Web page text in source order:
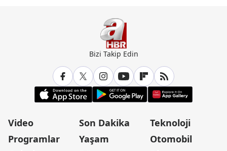
Bizi Takip Edin
Video
Programlar
Son Dakika
Yaşam
Teknoloji
Otomobil